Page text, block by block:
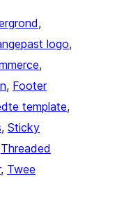
logo
, Footer
template
, Sticky
Threaded
, Twee